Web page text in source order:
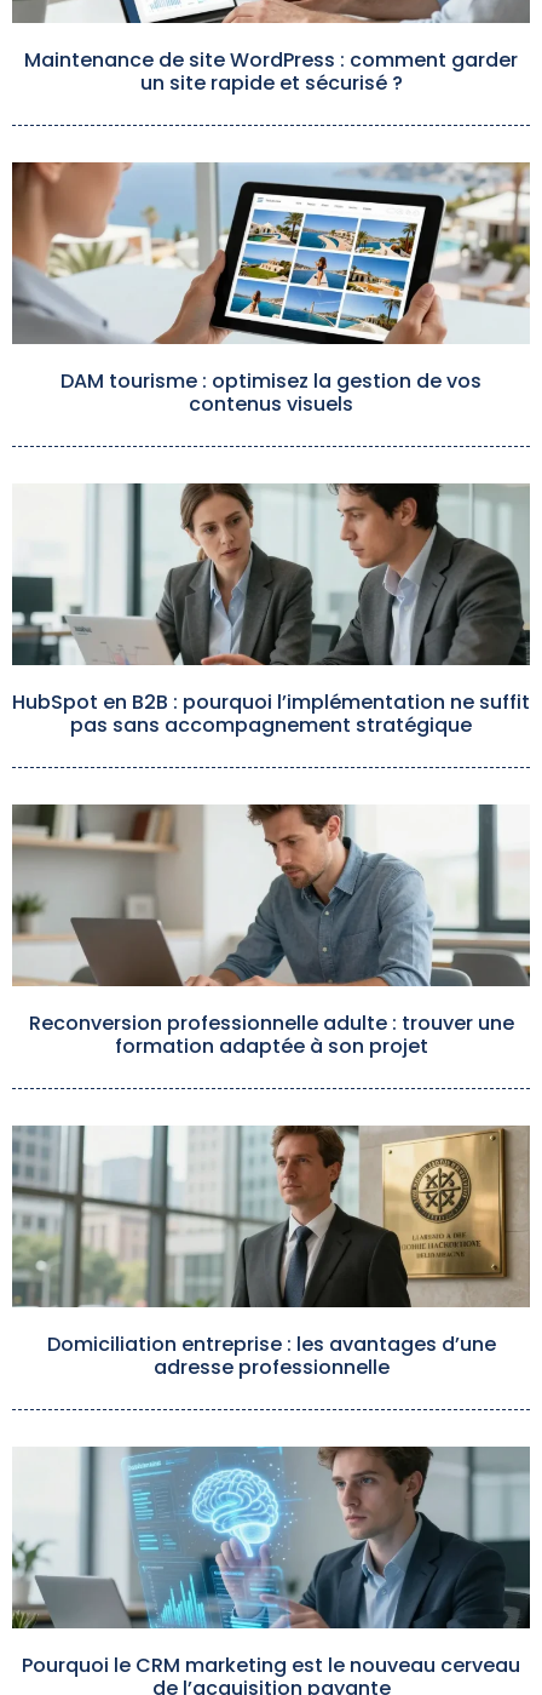
Maintenance de site WordPress : comment garder
un site rapide et sécurisé ?
DAM tourisme : optimisez la gestion de vos
contenus visuels
HubSpot en B2B : pourquoi l’implémentation ne suffit
pas sans accompagnement stratégique
Reconversion professionnelle adulte : trouver une
formation adaptée à son projet
Domiciliation entreprise : les avantages d’une
adresse professionnelle
Pourquoi le CRM marketing est le nouveau cerveau
de l’acquisition payante